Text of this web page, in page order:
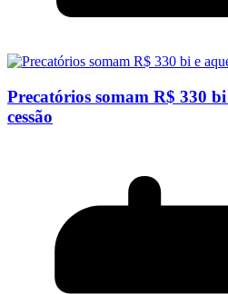
Precatórios somam R$ 330
cessão